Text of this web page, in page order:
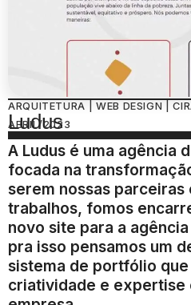
ARQUITETURA | WEB DESIGN |
Ludus
ABRIL/2023
A Ludus é uma agência
focada na
serem nossas parceiras
trabalhos, fomos
novo site para a
pra isso pensamos um
sistema de portfólio
criatividade e expertise